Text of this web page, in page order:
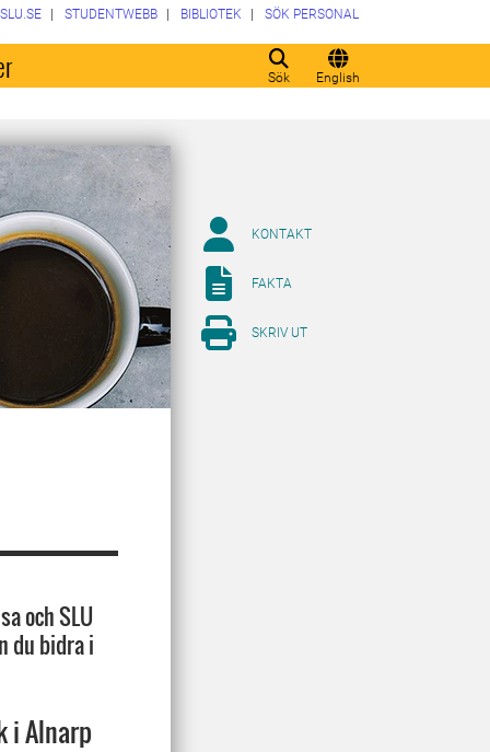
Sök English
SLU.SE STUDENTWEBB BIBLIOTEK SÖK PERSONAL
och SLU
du bidra i
i Alnarp
KONTAKT
FAKTA
SKRIV UT